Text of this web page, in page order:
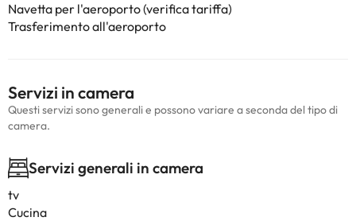
Navetta per l'aeroporto (verifica tariffa)
Trasferimento all'aeroporto
Servizi in camera
Questi servizi sono generali e possono variare a seconda del tipo di
camera.
Servizi generali in camera
tv
Cucina